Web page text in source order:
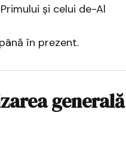
și celui de-Al
în prezent.
generală